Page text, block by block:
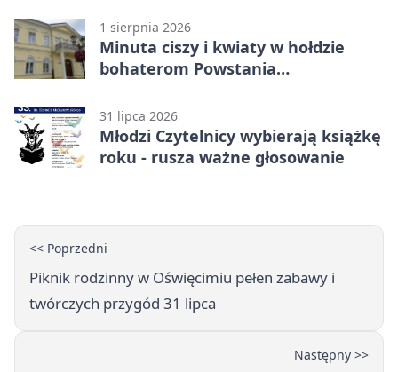
1 sierpnia 2026
Minuta ciszy i kwiaty w hołdzie
bohaterom Powstania
31 lipca 2026
Młodzi Czytelnicy wybierają książkę
roku - rusza ważne głosowanie
<< Poprzedni
Piknik rodzinny w Oświęcimiu pełen zabawy i
twórczych przygód 31 lipca
Następny >>